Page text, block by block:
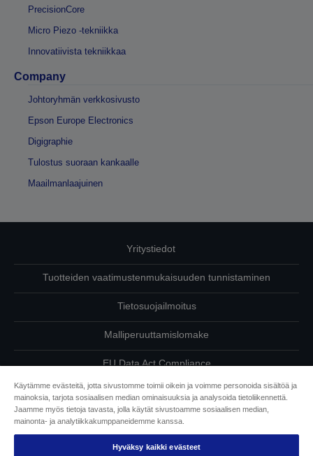
PrecisionCore
Micro Piezo -tekniikka
Innovatiivista tekniikkaa
Company
Johtoryhmän verkkosivusto
Epson Europe Electronics
Digigraphie
Tulostus suoraan kankaalle
Maailmanlaajuinen
Yritystiedot
Tuotteiden vaatimustenmukaisuuden tunnistaminen
Tietosuojailmoitus
Malliperuuttamislomake
EU Data Act Compliance
Ota meihin yhteyttä omista tiedoistasi
Tietoa evästeistä
Epson on sitoutunut saavutettavuuteen
Käytämme evästeitä, jotta sivustomme toimii oikein ja voimme personoida sisältöä ja
mainoksia, tarjota sosiaalisen median ominaisuuksia ja analysoida tietoliikennettä.
Jaamme myös tietoja tavasta, jolla käytät sivustoamme sosiaalisen median,
mainonta- ja analytiikkakumppaneidemme kanssa.
Hyväksy kaikki evästeet